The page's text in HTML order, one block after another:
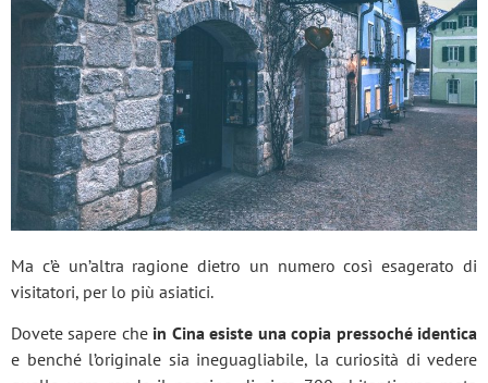
Ma c’è un’altra ragione dietro un numero così esagerato di
visitatori, per lo più asiatici.
Dovete sapere che in Cina esiste una copia pressoché identica
e benché l’originale sia ineguagliabile, la curiosità di vedere